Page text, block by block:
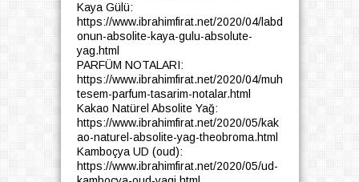
Kaya Gülü:
https://www.ibrahimfirat.net/2020/04/labd
onun-absolite-kaya-gulu-absolute-
yag.html
PARFÜM NOTALARI:
https://www.ibrahimfirat.net/2020/04/muh
tesem-parfum-tasarim-notalar.html
Kakao Natürel Absolite Yağ:
https://www.ibrahimfirat.net/2020/05/kak
ao-naturel-absolite-yag-theobroma.html
Kamboçya UD (oud):
https://www.ibrahimfirat.net/2020/05/ud-